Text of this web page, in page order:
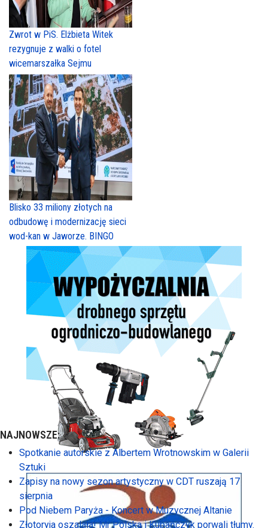
Zwrot w PiS. Elżbieta Witek
rezygnuje z walki o fotel
wicemarszałka Sejmu
Blisko 33 miliony złotych na
odbudowę i modernizację sieci
wod-kan w Jaworze. BINGO
NAJNOWSZE:
Spotkanie autorskie z Albertem Wrotnowskim w Galerii
Sztuki
Zapisy na nowy sezon artystyczny w CDT ruszają 17
sierpnia
Pod Niebem Paryża - Koncert w Muzycznej Altanie
Złotoryja oszalała! Mr Polska i Kubańczyk porwali tłumy.